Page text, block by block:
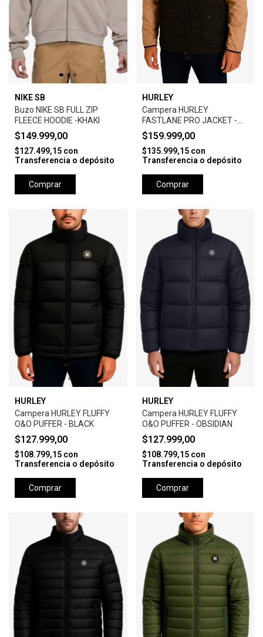
NIKE SB
Buzo NIKE SB FULL ZIP
FLEECE HOODIE -KHAKI
$149.999,00
$127.499,15 con
Transferencia o depósito
Comprar
HURLEY
Campera HURLEY
FASTLANE PRO JACKET -
CAMEL
$159.999,00
$135.999,15 con
Transferencia o depósito
Comprar
HURLEY
Campera HURLEY FLUFFY
O&O PUFFER - BLACK
$127.999,00
$108.799,15 con
Transferencia o depósito
Comprar
HURLEY
Campera HURLEY FLUFFY
O&O PUFFER - OBSIDIAN
$127.999,00
$108.799,15 con
Transferencia o depósito
Comprar